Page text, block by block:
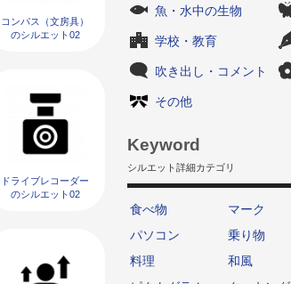
コンパス（文房具）
のシルエット02
ドライブレコーダー
のシルエット02
魚・水中の生物
学校・教育
吹き出し・コメント
その他
Keyword
シルエット詳細カテゴリ
食べ物 マーク
パソコン
乗り物
料理
和風